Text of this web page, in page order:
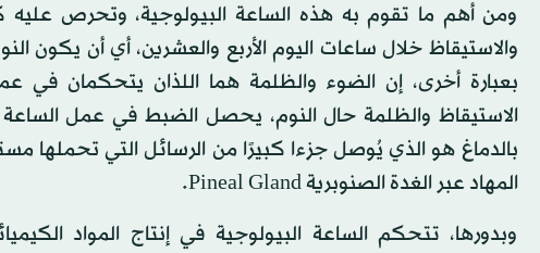
ومن أهم ما تقوم به هذه الساعة البيولوجية، وتحرص
والاستيقاظ خلال ساعات اليوم الأربع والعشرين، أي أن يكون
بعبارة أخرى، إن الضوء والظلمة هما اللذان يتحكمان في
المهاد عبر الغدة الصنوبرية Pineal Gland.
وبدورها، تتحكم الساعة البيولوجية في إنتاج المواد